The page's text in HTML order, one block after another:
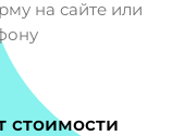
на сайте или
стоимости